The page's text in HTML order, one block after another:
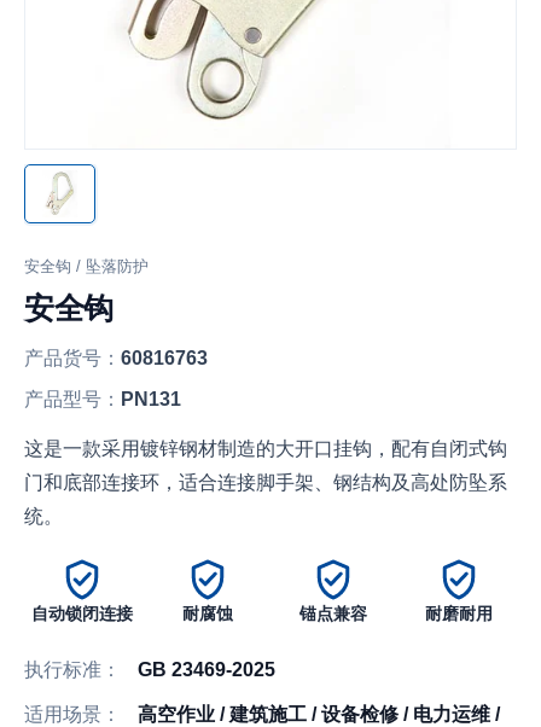
安全钩 / 坠落防护
安全钩
产品货号： 60816763
产品型号： PN131
这是一款采用镀锌钢材制造的大开口挂钩，配有自闭式钩
门和底部连接环，适合连接脚手架、钢结构及高处防坠系
统。
自动锁闭连接 耐腐蚀 锚点兼容 耐磨耐用
执行标准： GB 23469-2025
适用场景：
高空作业 / 建筑施工 / 设备检修 / 电力运维 /